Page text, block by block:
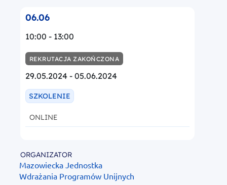
06.06
10:00 - 13:00
REKRUTACJA ZAKOŃCZONA
29.05.2024 - 05.06.2024
SZKOLENIE
ONLINE
ORGANIZATOR
Mazowiecka Jednostka
Wdrażania Programów Unijnych